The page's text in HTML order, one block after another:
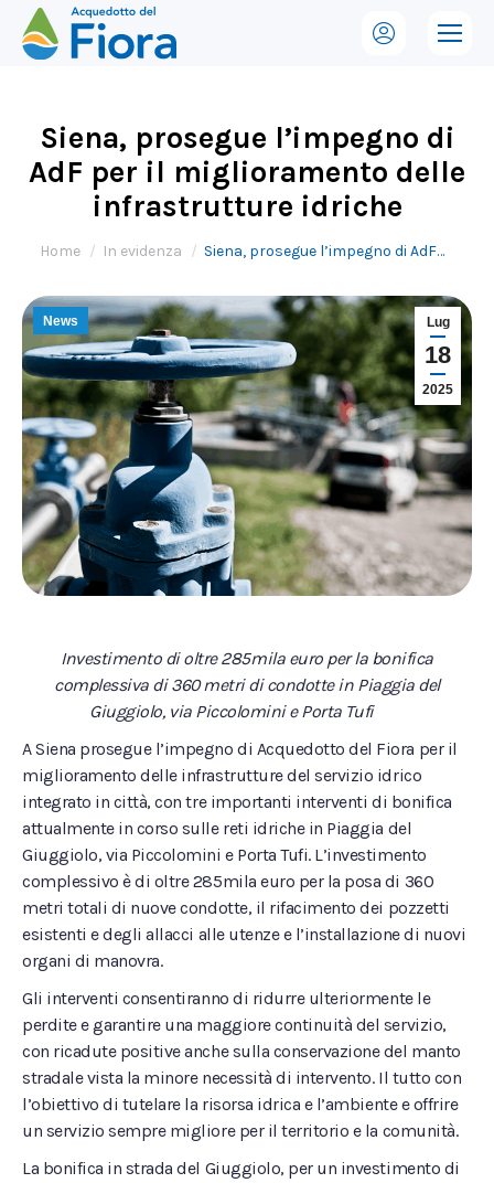
Siena, prosegue l’impegno di
AdF per il miglioramento delle
infrastrutture idriche
Tu sei qui:
Home In evidenza Siena, prosegue l’impegno di AdF…
Lug
18
2025
News
Investimento di oltre 285mila euro per la bonifica
complessiva di 360 metri di condotte in Piaggia del
Giuggiolo, via Piccolomini e Porta Tufi
A Siena prosegue l’impegno di Acquedotto del Fiora per il
miglioramento delle infrastrutture del servizio idrico
integrato in città, con tre importanti interventi di bonifica
attualmente in corso sulle reti idriche in Piaggia del
Giuggiolo, via Piccolomini e Porta Tufi. L’investimento
complessivo è di oltre 285mila euro per la posa di 360
metri totali di nuove condotte, il rifacimento dei pozzetti
esistenti e degli allacci alle utenze e l’installazione di nuovi
organi di manovra.
Gli interventi consentiranno di ridurre ulteriormente le
perdite e garantire una maggiore continuità del servizio,
con ricadute positive anche sulla conservazione del manto
stradale vista la minore necessità di intervento. Il tutto con
l’obiettivo di tutelare la risorsa idrica e l’ambiente e offrire
un servizio sempre migliore per il territorio e la comunità.
La bonifica in strada del Giuggiolo, per un investimento di